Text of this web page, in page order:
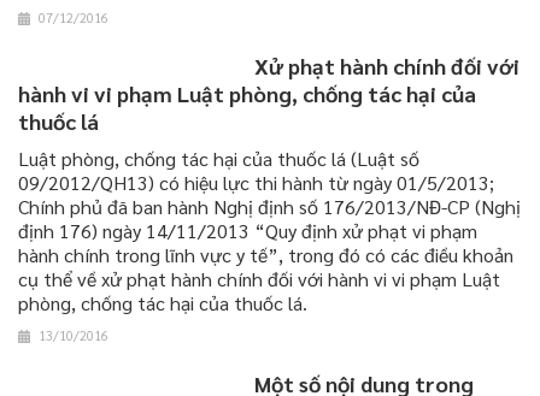
07/12/2016
Xử phạt hành chính đối với
hành vi vi phạm Luật phòng, chống tác hại của
thuốc lá
Luật phòng, chống tác hại của thuốc lá (Luật số
09/2012/QH13) có hiệu lực thi hành từ ngày 01/5/2013;
Chính phủ đã ban hành Nghị định số 176/2013/NĐ-CP (Nghị
định 176) ngày 14/11/2013 “Quy định xử phạt vi phạm
hành chính trong lĩnh vực y tế”, trong đó có các điều khoản
cụ thể về xử phạt hành chính đối với hành vi vi phạm Luật
phòng, chống tác hại của thuốc lá.
13/10/2016
Một số nội dung trong